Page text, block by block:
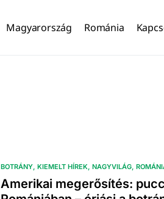
Magyarország Románia
BOTRÁNY KIEMELT HÍREK NAGYVILÁG
Amerikai megerősítés: